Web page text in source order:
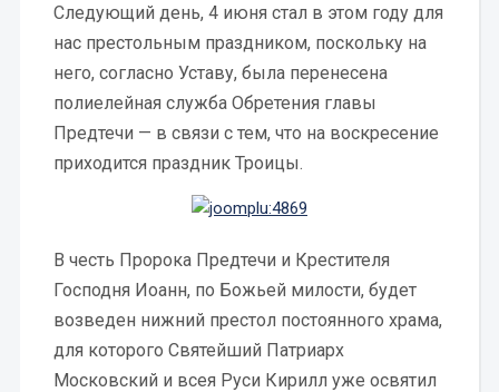
Следующий день, 4 июня стал в этом году для
нас престольным праздником, поскольку на
него, согласно Уставу, была перенесена
полиелейная служба Обретения главы
Предтечи — в связи с тем, что на воскресение
приходится праздник Троицы.
В честь Пророка Предтечи и Крестителя
Господня Иоанн, по Божьей милости, будет
возведен нижний престол постоянного храма,
для которого Святейший Патриарх
Московский и всея Руси Кирилл уже освятил